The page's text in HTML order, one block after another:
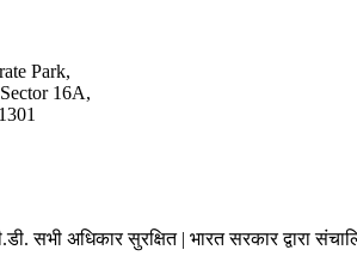
Park,
16A,
सभी अधिकार सुरक्षित | भारत सरकार द्वारा